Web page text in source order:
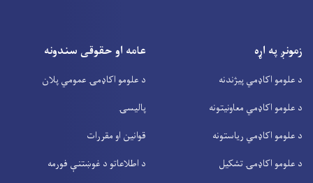
زمونږ په اړه
د علومو اکاډمي پیژندنه
د علومو اکاډمي معاونیتونه
د علومو اکاډمي ریاستونه
د علومو اکاډمۍ تشکیل
عامه او حقوقی سندونه
د علومو اکاډمۍ عمومي پلان
پالیسۍ
قوانین او مقررات
د اطلاعاتو د غوښتنې فورمه